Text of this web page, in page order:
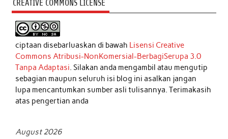
CREATIVE COMMONS LICENSE
ciptaan disebarluaskan di bawah Lisensi Creative
Commons Atribusi-NonKomersial-BerbagiSerupa 3.0
Tanpa Adaptasi. Silakan anda mengambil atau mengutip
sebagian maupun seluruh isi blog ini asalkan jangan
lupa mencantumkan sumber asli tulisannya. Terimakasih
atas pengertian anda
August 2026